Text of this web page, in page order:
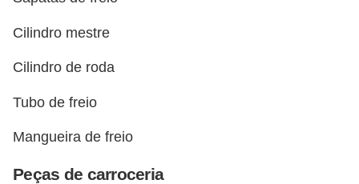
Cilindro mestre
Cilindro de roda
Tubo de freio
Mangueira de freio
Peças de carroceria
u
t
m
o